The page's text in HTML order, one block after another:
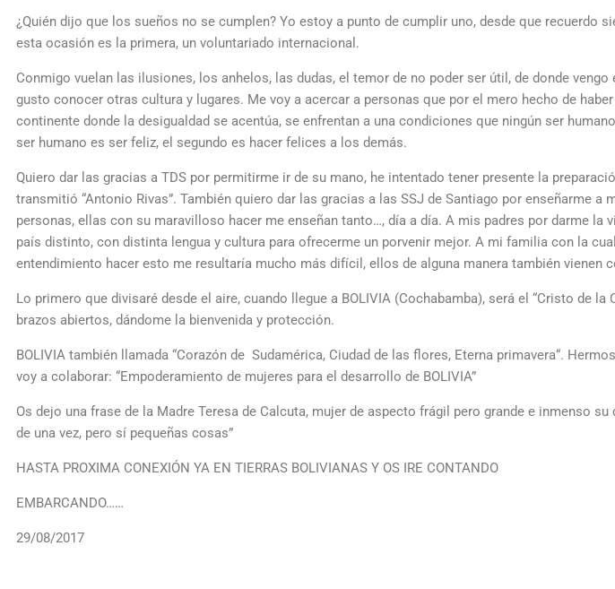
¿Quién dijo que los sueños no se cumplen? Yo estoy a punto de cumplir uno, desde que recuerdo
esta ocasión es la primera, un voluntariado internacional.
Conmigo vuelan las ilusiones, los anhelos, las dudas, el temor de no poder ser útil, de donde
gusto conocer otras cultura y lugares. Me voy a acercar a personas que por el mero hecho de
continente donde la desigualdad se acentúa, se enfrentan a una condiciones que ningún ser
ser humano es ser feliz, el segundo es hacer felices a los demás.
Quiero dar las gracias a TDS por permitirme ir de su mano, he intentado tener presente la
transmitió “Antonio Rivas”. También quiero dar las gracias a las SSJ de Santiago por enseñarme
personas, ellas con su maravilloso hacer me enseñan tanto…, día a día. A mis padres por darme la
país distinto, con distinta lengua y cultura para ofrecerme un porvenir mejor. A mi familia con la
entendimiento hacer esto me resultaría mucho más difícil, ellos de alguna manera también vienen
Lo primero que divisaré desde el aire, cuando llegue a BOLIVIA (Cochabamba), será el “Cristo de
brazos abiertos, dándome la bienvenida y protección.
BOLIVIA también llamada “Corazón de Sudamérica, Ciudad de las flores, Eterna primavera“.
voy a colaborar: “Empoderamiento de mujeres para el desarrollo de BOLIVIA”
Os dejo una frase de la Madre Teresa de Calcuta, mujer de aspecto frágil pero grande e inmenso
de una vez, pero sí pequeñas cosas”
HASTA PROXIMA CONEXIÓN YA EN TIERRAS BOLIVIANAS Y OS IRE CONTANDO
EMBARCANDO……
29/08/2017